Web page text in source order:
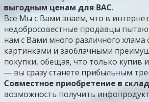
выгодным ценам для ВАС.
Все Мы с Вами знаем, что в
недобросовестные продавцы
нам с Вами много различного хлама
картинками и заоблачными
покупки, обещая, что только купив
— вы сразу станете прибыльным
Совместное приобретение в
возможность получить